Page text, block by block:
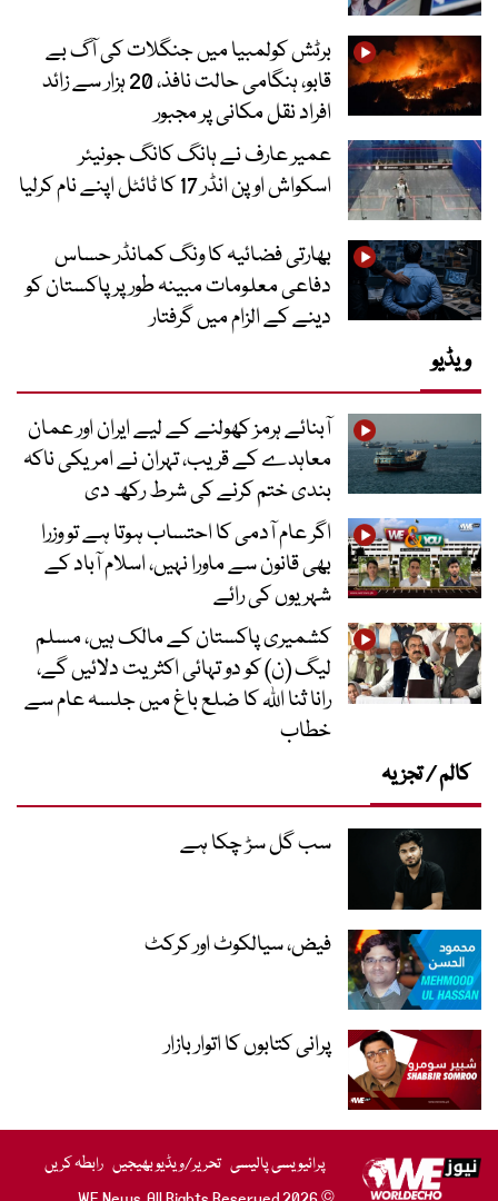
برٹش کولمبیا میں جنگلات کی آگ بے
قابو، ہنگامی حالت نافذ، 20 ہزار سے زائد
افراد نقل مکانی پر مجبور
عمیر عارف نے ہانگ کانگ جونیئر
اسکواش اوپن انڈر 17 کا ٹائٹل اپنے نام کرلیا
بھارتی فضائیہ کا ونگ کمانڈر حساس
دفاعی معلومات مبینہ طور پر پاکستان کو
دینے کے الزام میں گرفتار
ویڈیو
آبنائے ہرمز کھولنے کے لیے ایران اور عمان
معاہدے کے قریب، تہران نے امریکی ناکہ
بندی ختم کرنے کی شرط رکھ دی
اگر عام آدمی کا احتساب ہوتا ہے تو وزرا
بھی قانون سے ماورا نہیں، اسلام آباد کے
شہریوں کی رائے
کشمیری پاکستان کے مالک ہیں، مسلم
لیگ (ن) کو دو تہائی اکثریت دلائیں گے،
رانا ثنا اللہ کا ضلع باغ میں جلسہ عام سے
خطاب
کالم / تجزیہ
سب گل سڑ چکا ہے
فیض، سیالکوٹ اور کرکٹ
پرانی کتابوں کا اتوار بازار
پرائیویسی پالیسی تحریر/ویڈیو بھیجیں رابطہ کریں